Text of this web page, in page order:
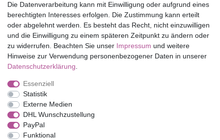
Shop
Mein Konto
Service
Versandkosten
Impressum
Barrierefreiheitserklärung
Die Datenverarbeitung kann mit Einwilligung oder aufgrund eines
berechtigten Interesses erfolgen. Die Zustimmung kann erteilt
oder abgelehnt werden. Es besteht das Recht, nicht einzuwilligen
und die Einwilligung zu einem späteren Zeitpunkt zu ändern oder
zu widerrufen. Beachten Sie unser Impressum und weitere
Hinweise zur Verwendung personenbezogener Daten in unserer
Daten­schutz­erklärung
Essenziell
Statistik
Externe Medien
DHL Wunschzustellung
PayPal
Funktional